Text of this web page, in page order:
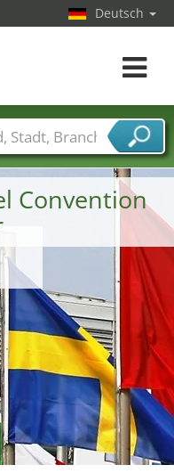
Convention
Deutsch
Toggle
Branchen